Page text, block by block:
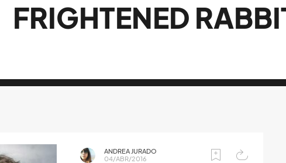
FRIGHTENED
ANDREA JURADO
04/ABR/2016